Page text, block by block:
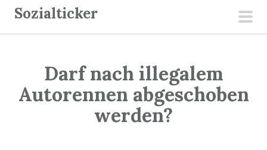
Sozialticker
Darf nach illegalem
Autorennen abgeschoben
werden?